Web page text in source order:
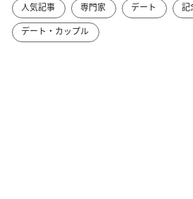
人気記事 専門家 デート 記
デート・カップル